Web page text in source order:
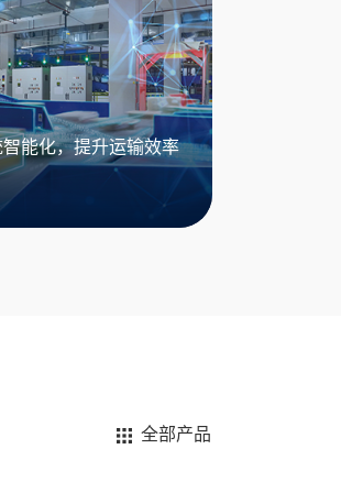
能化，提升运输效率
全部产品